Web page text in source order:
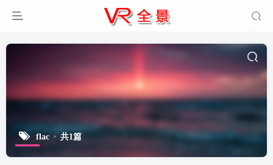
flac 共1篇